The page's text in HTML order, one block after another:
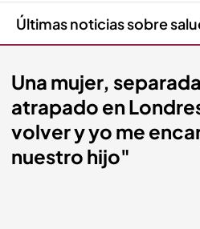
Últimas noticias sobre
Una mujer,
atrapado en
volver y yo me
nuestro hijo"